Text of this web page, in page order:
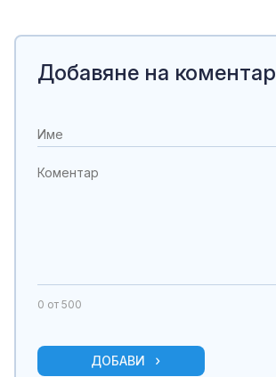
Добавяне на коментар
0 от 500
ДОБАВИ